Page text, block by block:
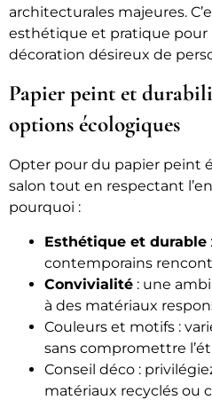
architecturales majeures.
esthétique et pratique pour
décoration désireux de
Papier peint et
options écologiques
Opter pour du papier peint
salon tout en respectant
pourquoi :
Esthétique et durable
contemporains
Convivialité : une
à des matériaux
Couleurs et motifs :
sans compromettre
Conseil déco :
matériaux recyclés ou